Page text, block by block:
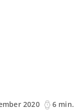
2020
6 min.